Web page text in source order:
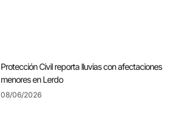
Protección Civil reporta lluvias con afectaciones
menores en Lerdo
08/06/2026